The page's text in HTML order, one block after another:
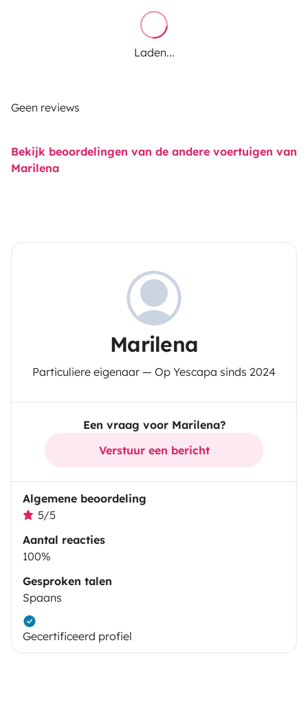
Laden...
Geen reviews
Bekijk beoordelingen van de andere voertuigen van
Marilena
Marilena
Particuliere eigenaar — Op Yescapa sinds 2024
Een vraag voor Marilena?
Verstuur een bericht
Algemene beoordeling
5/5
Aantal reacties
100%
Gesproken talen
Spaans
Gecertificeerd profiel